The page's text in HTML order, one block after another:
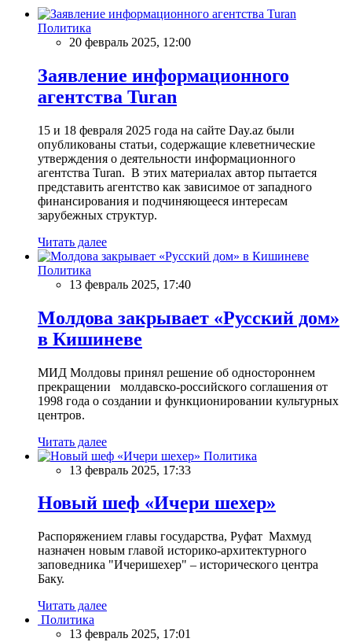
Политика
20 февраль 2025, 12:00
Заявление информационного
агентства Turan
15 и 18 февраля 2025 года на сайте Day.az были
опубликованы статьи, содержащие клеветнические
утверждения о деятельности информационного
агентства Turan. В этих материалах автор пытается
представить агентство как зависимое от западного
финансирования и подчиняющееся интересам
зарубежных структур.
Читать далее
Политика
13 февраль 2025, 17:40
Молдова закрывает «Русский дом»
в Кишиневе
МИД Молдовы принял решение об одностороннем
прекращении молдавско-российского соглашения от
1998 года о создании и функционировании культурных
центров.
Читать далее
Политика
13 февраль 2025, 17:33
Новый шеф «Ичери шехер»
Распоряжением главы государства, Руфат Махмуд
назначен новым главой историко-архитектурного
заповедника "Ичеришехер" – исторического центра
Баку.
Читать далее
Политика
13 февраль 2025, 17:01